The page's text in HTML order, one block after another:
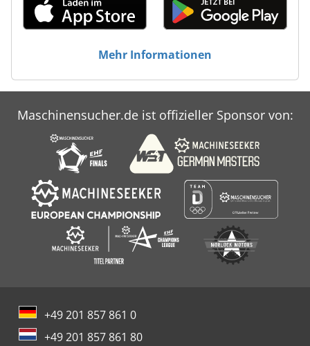
Mehr Informationen
Maschinensucher.de ist offizieller Sponsor von:
+49 201 857 861 0
+49 201 857 861 80